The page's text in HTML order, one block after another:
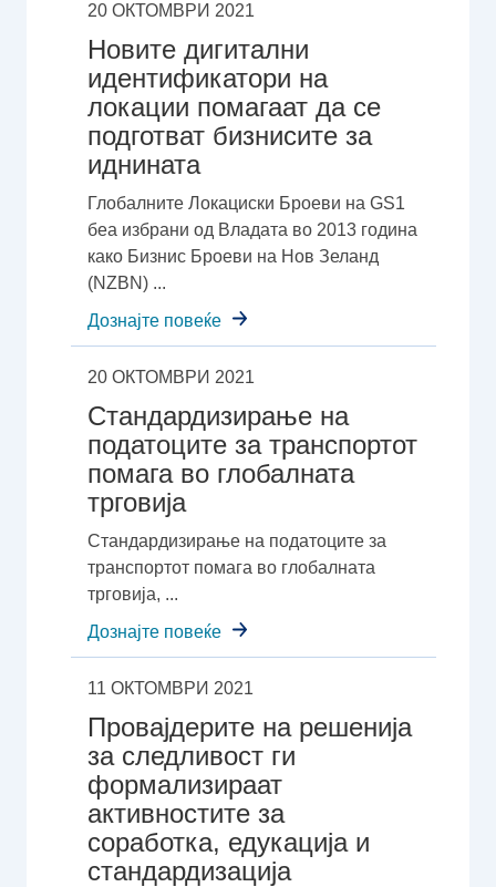
20 ОКТОМВРИ 2021
Новите дигитални
идентификатори на
локации помагаат да се
подготват бизнисите за
иднината
Глобалните Локациски Броеви на GS1
беа избрани од Владата во 2013 година
како Бизнис Броеви на Нов Зеланд
(NZBN) ...
Дознајте повеќе
20 ОКТОМВРИ 2021
Стандардизирање на
податоците за транспортот
помага во глобалната
трговија
Стандардизирање на податоците за
транспортот помага во глобалната
трговија, ...
Дознајте повеќе
11 ОКТОМВРИ 2021
Провајдерите на решенија
за следливост ги
формализираат
активностите за
соработка, едукација и
стандардизација